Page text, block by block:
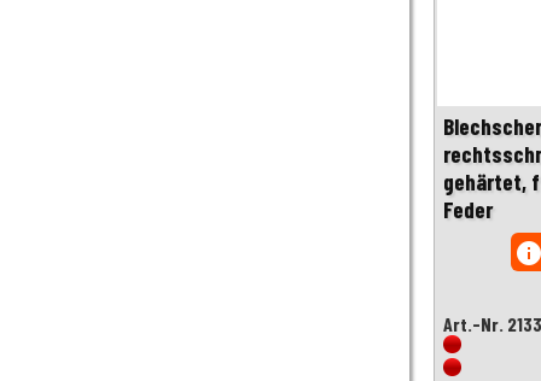
gehärtet,
Feder
Art.-Nr.